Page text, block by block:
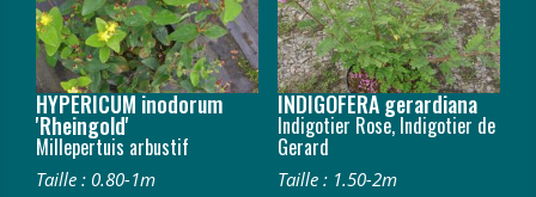
HYPERICUM inodorum
'Rheingold'
Millepertuis arbustif
Taille : 0.80-1m
INDIGOFERA gerardiana
Indigotier Rose, Indigotier de
Gerard
Taille : 1.50-2m